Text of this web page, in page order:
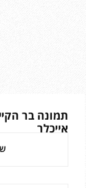
תמונה בר
אייכלר